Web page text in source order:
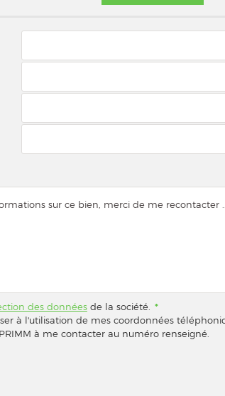
des donnéesde la société. *
à l'utilisation de mes coordonnées
à me contacter au numéro renseigné.